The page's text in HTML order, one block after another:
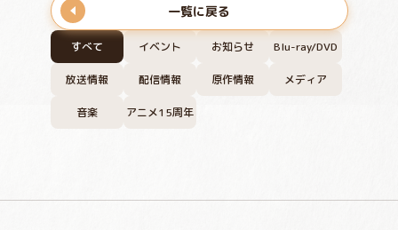
すべて イベント お知らせ Blu-ray/DVD
放送情報 配信情報 原作情報 メディア
音楽 アニメ15周年
一覧に戻る